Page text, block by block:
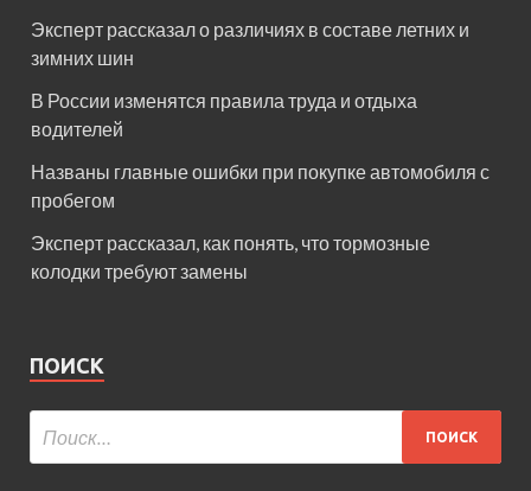
Эксперт рассказал о различиях в составе летних и
зимних шин
В России изменятся правила труда и отдыха
водителей
Названы главные ошибки при покупке автомобиля с
пробегом
Эксперт рассказал, как понять, что тормозные
колодки требуют замены
ПОИСК